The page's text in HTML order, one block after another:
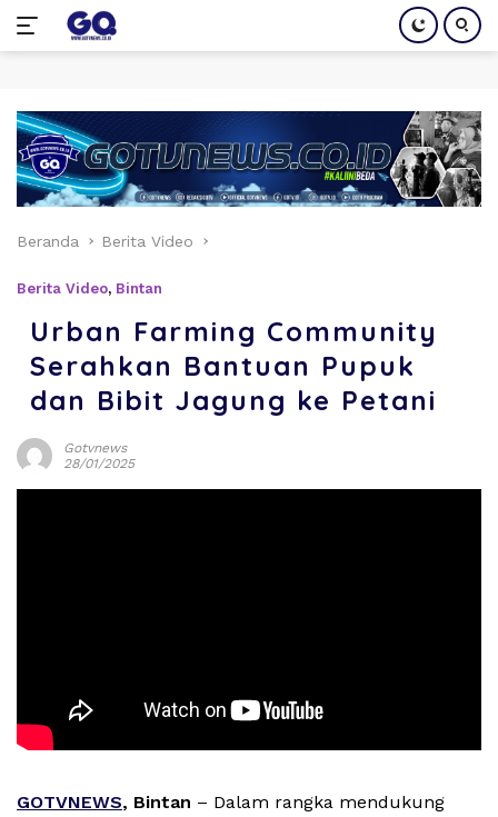
konten
Beranda Berita Video
Berita Video, Bintan
Urban Farming Community
Serahkan Bantuan Pupuk
dan Bibit Jagung ke Petani
Gotvnews
28/01/2025
GOTVNEWS, Bintan – Dalam rangka mendukung